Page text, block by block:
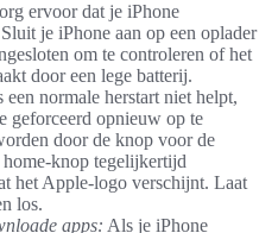
ervoor dat je iPhone
je iPhone aan op een oplader
om te controleren of het
door een lege batterij.
een normale herstart niet helpt,
geforceerd opnieuw op te
door de knop voor de
knop tegelijkertijd
het Apple-logo verschijnt. Laat
los.
apps: Als je iPhone